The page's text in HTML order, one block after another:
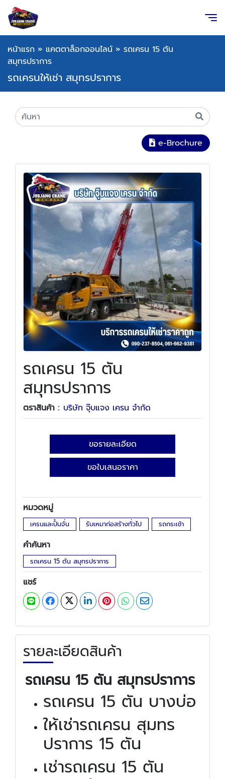
หน้าแรก » แคตตาล็อกออนไลน์ » รถเครน 15 ตัน
สมุทรปราการ
รถเครนให้เช่า สมุทรปราการ
e-Brochure
รถเครน 15 ตัน
สมุทรปราการ
ตราสินค้า : บริษัท จุ๊บแจง เครน จำกัด
ขอรายละเอียด
ขอใบเสนอราคา
หมวดหมู่
เครนและปั้นจั่น รับเหมาก่อสร้างทั่วไป รถกระเช้า
คำค้นหา
รถเครน 15 ตัน สมุทรปราการ
แชร์
รายละเอียดสินค้า
รถเครน 15 ตัน สมุทรปราการ
รถเครน 15 ตัน บางบ่อ
ให้เช่ารถเครน สุมทร
ปราการ 15 ตัน
เช่ารถเครน 15 ตัน